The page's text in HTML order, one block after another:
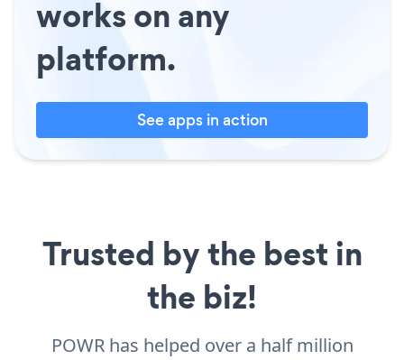
works on any
platform.
See apps in action
Trusted by the best in
the biz!
POWR has helped over a half million